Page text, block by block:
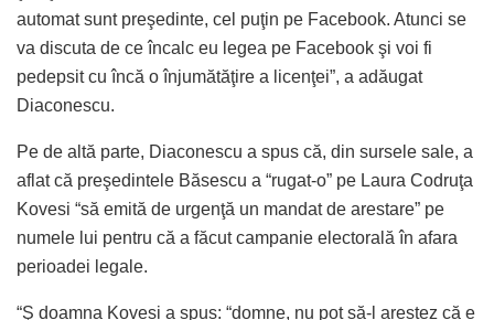
automat sunt preşedinte, cel puţin pe Facebook. Atunci se
va discuta de ce încalc eu legea pe Facebook şi voi fi
pedepsit cu încă o înjumătăţire a licenţei”, a adăugat
Diaconescu.
Pe de altă parte, Diaconescu a spus că, din sursele sale, a
aflat că preşedintele Băsescu a “rugat-o” pe Laura Codruţa
Kovesi “să emită de urgenţă un mandat de arestare” pe
numele lui pentru că a făcut campanie electorală în afara
perioadei legale.
“Ş doamna Kovesi a spus: “domne, nu pot să-l arestez că e